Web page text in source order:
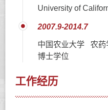
University of
2007.9-2014.7
中国农业大学 农
博士学位
工作经历